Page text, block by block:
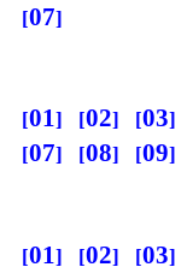
07
01 02 03
07
08 09
01 02 03